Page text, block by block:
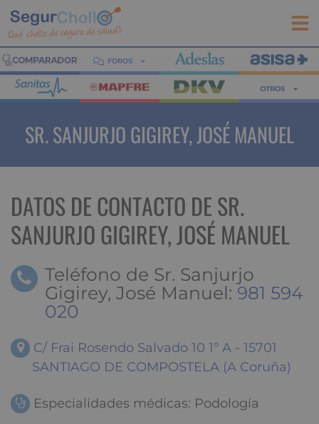
FOROS
OTROS
SR. SANJURJO GIGIREY, JOSÉ MANUEL
DATOS DE CONTACTO DE SR.
SANJURJO GIGIREY, JOSÉ MANUEL
Teléfono de Sr. Sanjurjo
Gigirey, José Manuel: 981 594
020
C/ Frai Rosendo Salvado 10 1º A - 15701
SANTIAGO DE COMPOSTELA (A Coruña)
Especialidades médicas: Podología